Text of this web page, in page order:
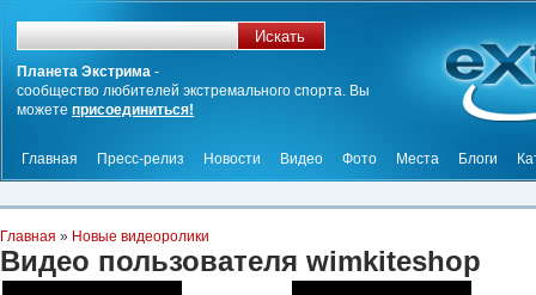
Планета Экстрима -
сообщество любителей экстремального спорта. Вы
можете присоединиться!
Главная Пресс-релиз Новости Видео Фото Места Блоги
Главная » Новые видеоролики
Видео пользователя wimkiteshop